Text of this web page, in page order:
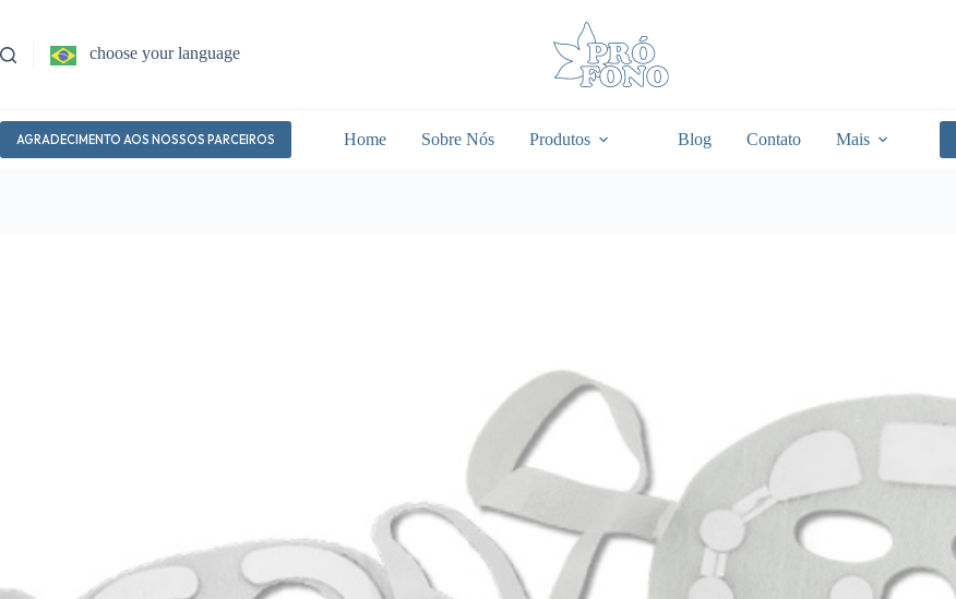
o
conteúdo
choose your language
AGRADECIMENTO AOS NOSSOS PARCEIROS Home Sobre Nós Produtos Blog Contato Mais